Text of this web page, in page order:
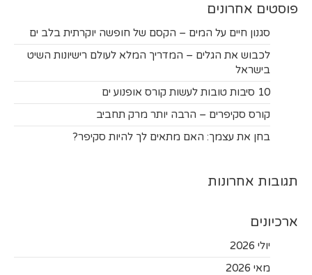
פוסטים אחרונים
סגנון חיים על המים – הקסם של חופשה יוקרתית בלב ים
לכבוש את הגלים – המדריך המלא לעולם רישיונות השיט
בישראל
10 סיבות טובות לעשות קורס אופנוע ים
קורס סקיפרים – הרבה יותר מרק תחביב
בחן את עצמך: האם מתאים לך להיות סקיפר?
תגובות אחרונות
ארכיונים
יולי 2026
מאי 2026